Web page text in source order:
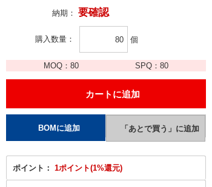
納期： 要確認
購入数量 個
MOQ： 80 SPQ：80
ポイント： 1ポイント(1%還元)